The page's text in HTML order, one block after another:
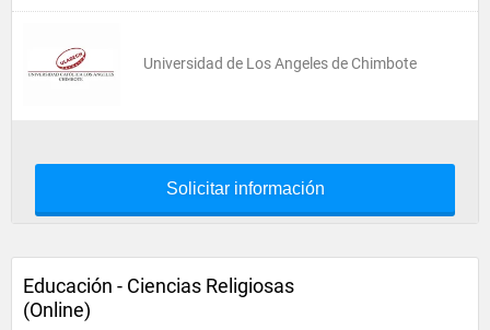
Universidad de Los Angeles de Chimbote
Solicitar información
Educación - Ciencias Religiosas
(Online)